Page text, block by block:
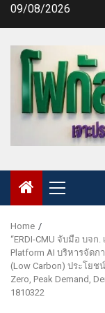
Skip09/08/2026
Primary
Menu
Home
“ERDI-CMU จับมือ บจ
Platform AI บริหารจัดก
(Low Carbon) ประโยช
Zero, Peak Demand,
1810322